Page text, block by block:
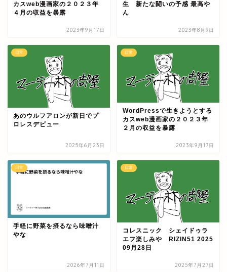
カスweb漫画家の２０２３年
４月の収益を暴露
2023年9月17日
生 新たな闘いの予感 最高や
ん
2023年8月9日
日常
あのウルフアロンが新日でプ
ロレスデビュー
2025年6月23日
日常
WordPressで生きようとする
カスweb漫画家の２０２３年
２月の収益を暴露
2023年9月17日
日常
手軽に野菜を摂るなら味噌汁
やな
2026年7月11日
日常
コレスニック シェイドゥラ
エフ楽しみや RIZIN51 2025
09月28日
2025年7月27日